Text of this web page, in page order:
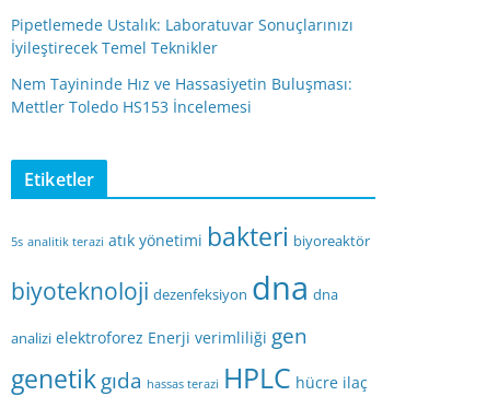
Pipetlemede Ustalık: Laboratuvar Sonuçlarınızı
İyileştirecek Temel Teknikler
Nem Tayininde Hız ve Hassasiyetin Buluşması:
Mettler Toledo HS153 İncelemesi
Etiketler
5s analitik terazi atık yönetimi bakteri biyoreaktör
biyoteknoloji dezenfeksiyon dna dna
analizi elektroforez Enerji verimliliği gen
genetikgıda hassas terazi HPLC hücre ilaç